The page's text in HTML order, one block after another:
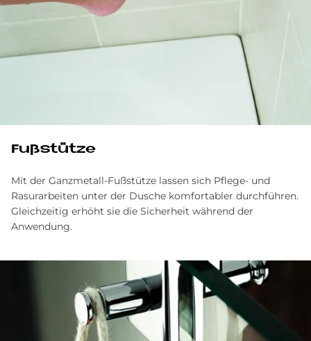
Fußstütze
Mit der Ganzmetall-Fußstütze lassen sich Pflege- und
Rasurarbeiten unter der Dusche komfortabler durchführen.
Gleichzeitig erhöht sie die Sicherheit während der
Anwendung.